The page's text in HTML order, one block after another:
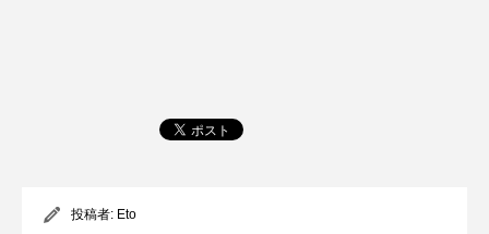
投稿者: Eto